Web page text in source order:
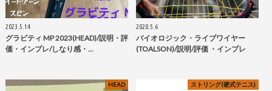
2023.5.14
グラビティ MP 2023(HEAD)/説明・評
価・インプレ/しなり感・…
2020.5.6
バイオロジック・ライブワイヤー
(TOALSON)/説明/評価 ・インプレ
HEAD ストリング(硬式テニス)